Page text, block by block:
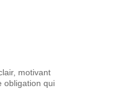
motivant
obligation qui